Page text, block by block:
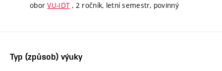
oborVU-IDT , 2 ročník, letní semestr, povinný
Typ (způsob) výuky